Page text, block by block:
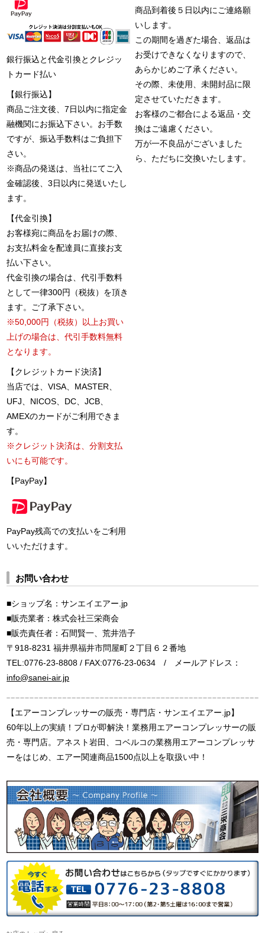
銀行振込と代金引換とクレジッ
トカード払い
【銀行振込】
商品ご注文後、7日以内に指定金
融機関にお振込下さい。お手数
ですが、振込手数料はご負担下
さい。
※商品の発送は、当社にてご入
金確認後、3日以内に発送いたし
ます。
【代金引換】
お客様宛に商品をお届けの際、
お支払料金を配達員に直接お支
払い下さい。
代金引換の場合は、代引手数料
として一律300円（税抜）を頂き
ます。ご了承下さい。
※50,000円（税抜）以上お買い
上げの場合は、代引手数料無料
となります。
【クレジットカード決済】
当店では、VISA、MASTER、
UFJ、NICOS、DC、JCB、
AMEXのカードがご利用できま
す。
※クレジット決済は、分割支払
いにも可能です。
【PayPay】
PayPay残高での支払いをご利用
いいただけます。
商品到着後５日以内にご連絡願
いします。
この期間を過ぎた場合、返品は
お受けできなくなりますので、
あらかじめご了承ください。
その際、未使用、未開封品に限
定させていただきます。
お客様のご都合による返品・交
換はご遠慮ください。
万が一不良品がございました
ら、ただちに交換いたします。
お問い合わせ
■ショップ名：サンエイエアー.jp
■販売業者：株式会社三栄商会
■販売責任者：石間賢一、荒井浩子
〒918-8231 福井県福井市問屋町２丁目６２番地
TEL:0776-23-8808 / FAX:0776-23-0634 / メールアドレス：
info@sanei-air.jp
【エアーコンプレッサーの販売・専門店・サンエイエアー.jp】
60年以上の実績！プロが即解決！業務用エアーコンプレッサーの販
売・専門店。アネスト岩田、コベルコの業務用エアーコンプレッサ
ーをはじめ、エアー関連商品1500点以上を取扱い中！